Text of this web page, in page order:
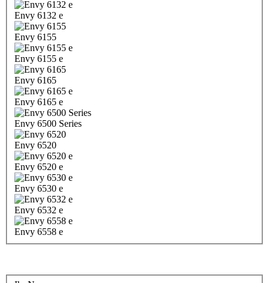
Envy 6132 e
Envy 6155
Envy 6155 e
Envy 6165
Envy 6165 e
Envy 6500 Series
Envy 6520
Envy 6520 e
Envy 6530 e
Envy 6532 e
Envy 6558 e